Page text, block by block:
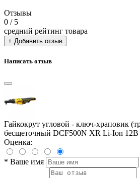
Отзывы
0 / 5
средний рейтинг товара
+ Добавить отзыв
Написать отзыв
Гайкокрут угловой - ключ-храповик
бесщеточный DCF500N XR Li-Ion 12В
Оценка:
* Ваше имя